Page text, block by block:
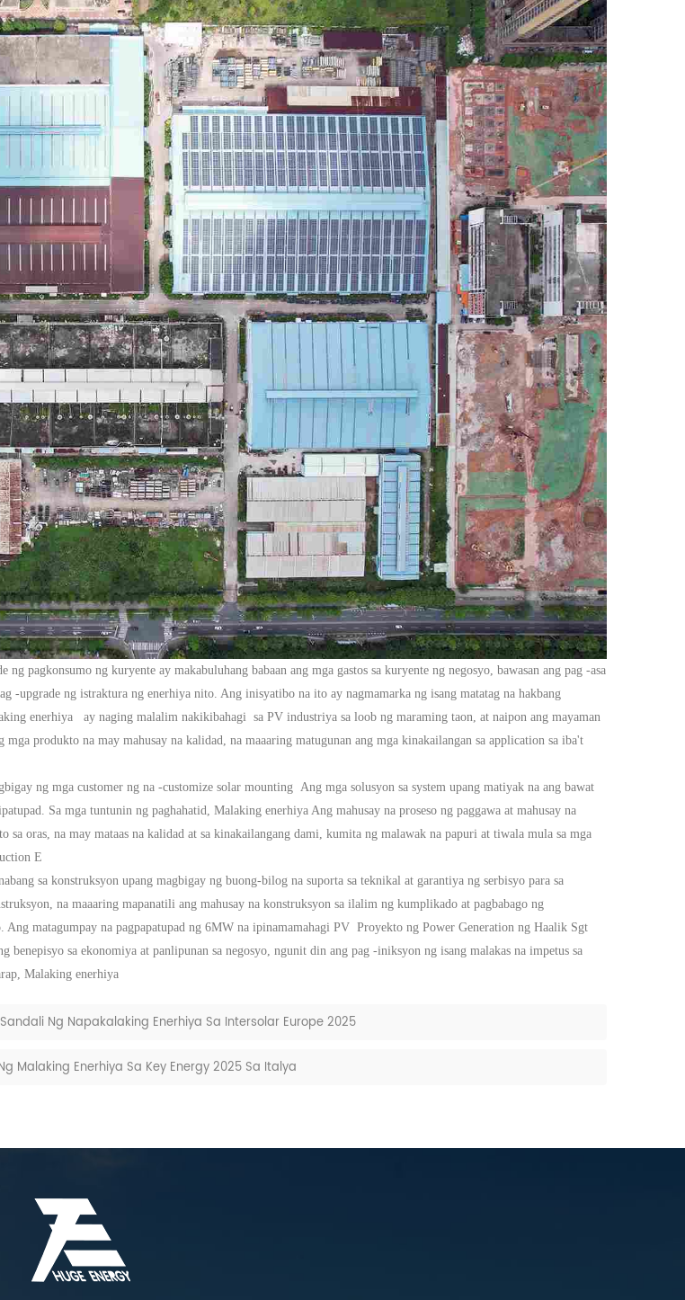
ng pagkonsumo ng kuryente ay makabuluhang babaan ang mga gastos sa kuryente ng negosyo, bawasan ang pag -asa
-upgrade ng istraktura ng enerhiya nito. Ang inisyatibo na ito ay nagmamarka ng isang matatag na hakbang
enerhiya ay naging malalim nakikibahagi sa PV industriya sa loob ng maraming taon, at naipon ang mayaman
produkto na may mahusay na kalidad, na maaaring matugunan ang mga kinakailangan sa application sa iba't
ng mga customer ng na -customize solar mounting Ang mga solusyon sa system upang matiyak na ang bawat
Sa mga tuntunin ng paghahatid, Malaking enerhiya Ang mahusay na proseso ng paggawa at mahusay na
oras, na may mataas na kalidad at sa kinakailangang dami, kumita ng malawak na papuri at tiwala mula sa mga
E
sa konstruksyon upang magbigay ng buong-bilog na suporta sa teknikal at garantiya ng serbisyo para sa
na maaaring mapanatili ang mahusay na konstruksyon sa ilalim ng kumplikado at pagbabago ng
Ang matagumpay na pagpapatupad ng 6MW na ipinamamahagi PV Proyekto ng Power Generation ng Haalik Sgt
sa ekonomiya at panlipunan sa negosyo, ngunit din ang pag -iniksyon ng isang malakas na impetus sa
Malaking enerhiya
Ng Napakalaking Enerhiya Sa Intersolar Europe 2025
Malaking Enerhiya Sa Key Energy 2025 Sa Italya